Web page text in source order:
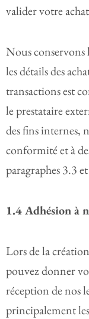
valider votre
Nous conservons
les détails des
transactions est
le prestataire
des fins internes,
conformité et à
paragraphes 3.3
1.4 Adhésion à
Lors de la
pouvez donner
réception de nos
principalement